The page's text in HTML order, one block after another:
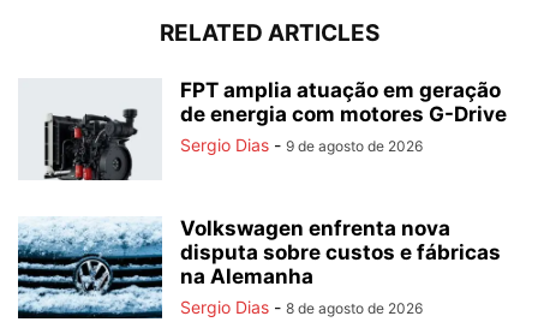
RELATED ARTICLES
FPT amplia atuação em geração
de energia com motores G-Drive
Sergio Dias - 9 de agosto de 2026
Volkswagen enfrenta nova
disputa sobre custos e fábricas
na Alemanha
Sergio Dias - 8 de agosto de 2026